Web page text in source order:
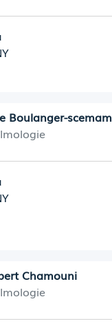
Boulanger-
Chamouni